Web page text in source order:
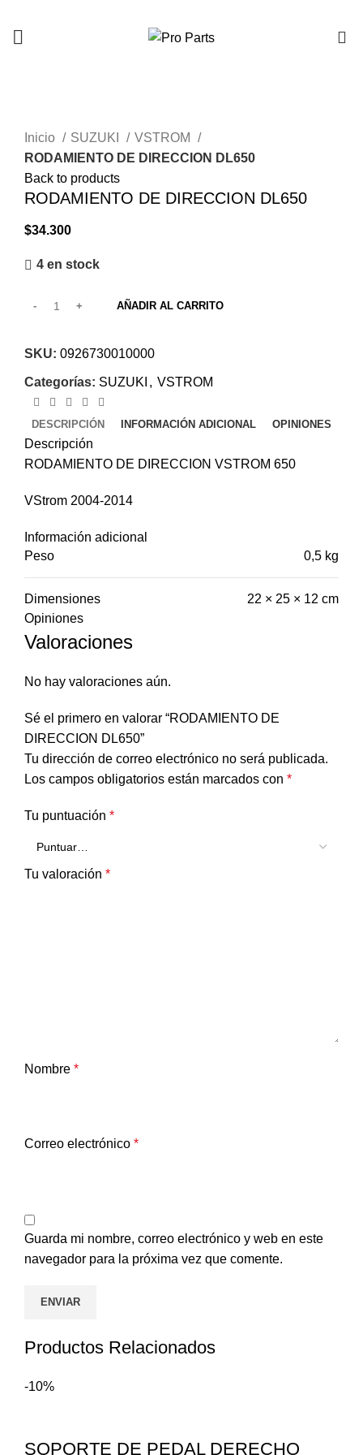
Inicio
SUZUKI
VSTROM
RODAMIENTO DE DIRECCION DL650
Back to products
RODAMIENTO DE DIRECCION DL650
$34.300
4 en stock
AÑADIR AL CARRITO
SKU: 0926730010000
Categorías: SUZUKI , VSTROM
DESCRIPCIÓN INFORMACIÓN ADICIONAL OPINIONES
Descripción
RODAMIENTO DE DIRECCION VSTROM 650
VStrom 2004-2014
Información adicional
Peso
0,5 kg
Dimensiones
22 × 25 × 12 cm
Opiniones
Valoraciones
No hay valoraciones aún.
Sé el primero en valorar “RODAMIENTO DE
DIRECCION DL650”
Tu dirección de correo electrónico no será publicada.
Los campos obligatorios están marcados con *
Tu puntuación *
Tu valoración *
Nombre *
Correo electrónico *
Guarda mi nombre, correo electrónico y web en este
navegador para la próxima vez que comente.
Productos Relacionados
-10%
SOPORTE DE PEDAL DERECHO